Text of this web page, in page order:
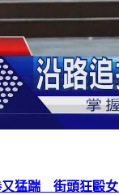
又猛踹 街頭狂毆